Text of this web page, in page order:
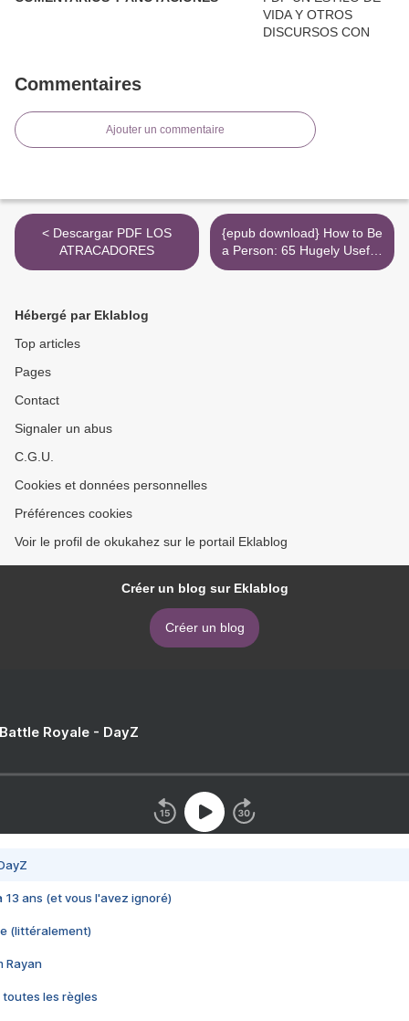
Commentaires
Ajouter un commentaire
< Descargar PDF LOS
ATRACADORES
{epub download} How to Be
a Person: 65 Hugely Useful,
Super-Important Skills to
Hébergé par Eklablog
Top articles
Pages
Contact
Signaler un abus
C.G.U.
Cookies et données personnelles
Préférences cookies
Voir le profil de okukahez sur le portail Eklablog
Créer un blog sur Eklablog
Créer un blog
Royale - DayZ
13 ans (et vous l'avez ignoré)
(littéralement)
Rayan
toutes les règles